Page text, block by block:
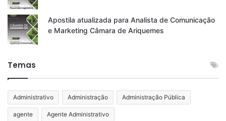
Apostila atualizada para Analista de Comunicação
e Marketing Câmara de Ariquemes
Temas
Administrativo Administração Administração Pública
agente Agente Administrativo